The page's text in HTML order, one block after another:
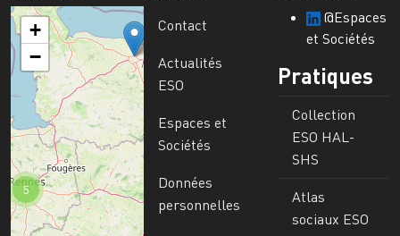
5
+
−
Contact
Actualités
ESO
Espaces et
Sociétés
Données
personnelles
@Espaces
et Sociétés
Pratiques
Collection
ESO HAL-
SHS
Atlas
sociaux ESO